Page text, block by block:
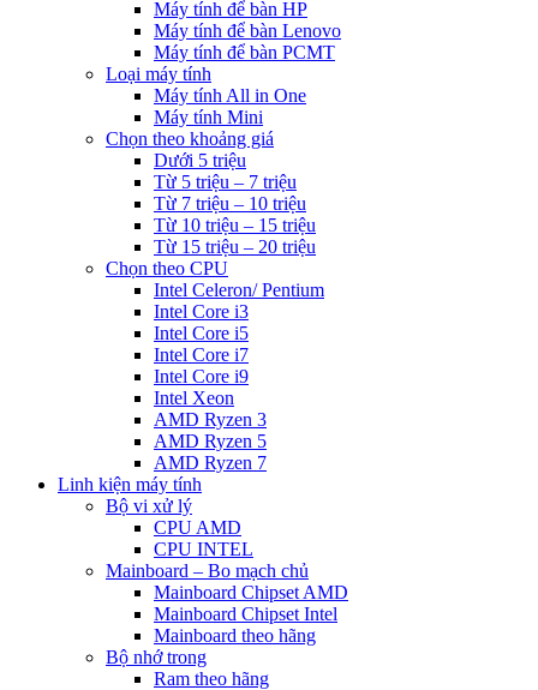
Máy tính để bàn HP
Máy tính để bàn Lenovo
Máy tính để bàn PCMT
Loại máy tính
Máy tính All in One
Máy tính Mini
Chọn theo khoảng giá
Dưới 5 triệu
Từ 5 triệu – 7 triệu
Từ 7 triệu – 10 triệu
Từ 10 triệu – 15 triệu
Từ 15 triệu – 20 triệu
Chọn theo CPU
Intel Celeron/ Pentium
Intel Core i3
Intel Core i5
Intel Core i7
Intel Core i9
Intel Xeon
AMD Ryzen 3
AMD Ryzen 5
AMD Ryzen 7
Linh kiện máy tính
Bộ vi xử lý
CPU AMD
CPU INTEL
Mainboard – Bo mạch chủ
Mainboard Chipset AMD
Mainboard Chipset Intel
Mainboard theo hãng
Bộ nhớ trong
Ram theo hãng